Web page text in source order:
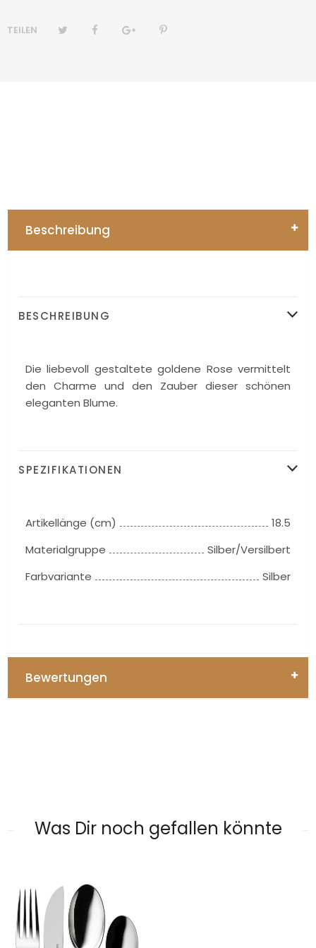
TEILEN
Beschreibung
BESCHREIBUNG
Die liebevoll gestaltete goldene Rose vermittelt
den Charme und den Zauber dieser schönen
eleganten Blume.
SPEZIFIKATIONEN
Artikellänge (cm)
18.5
Materialgruppe
Silber/Versilbert
Farbvariante
Silber
Bewertungen
Was Dir noch gefallen könnte